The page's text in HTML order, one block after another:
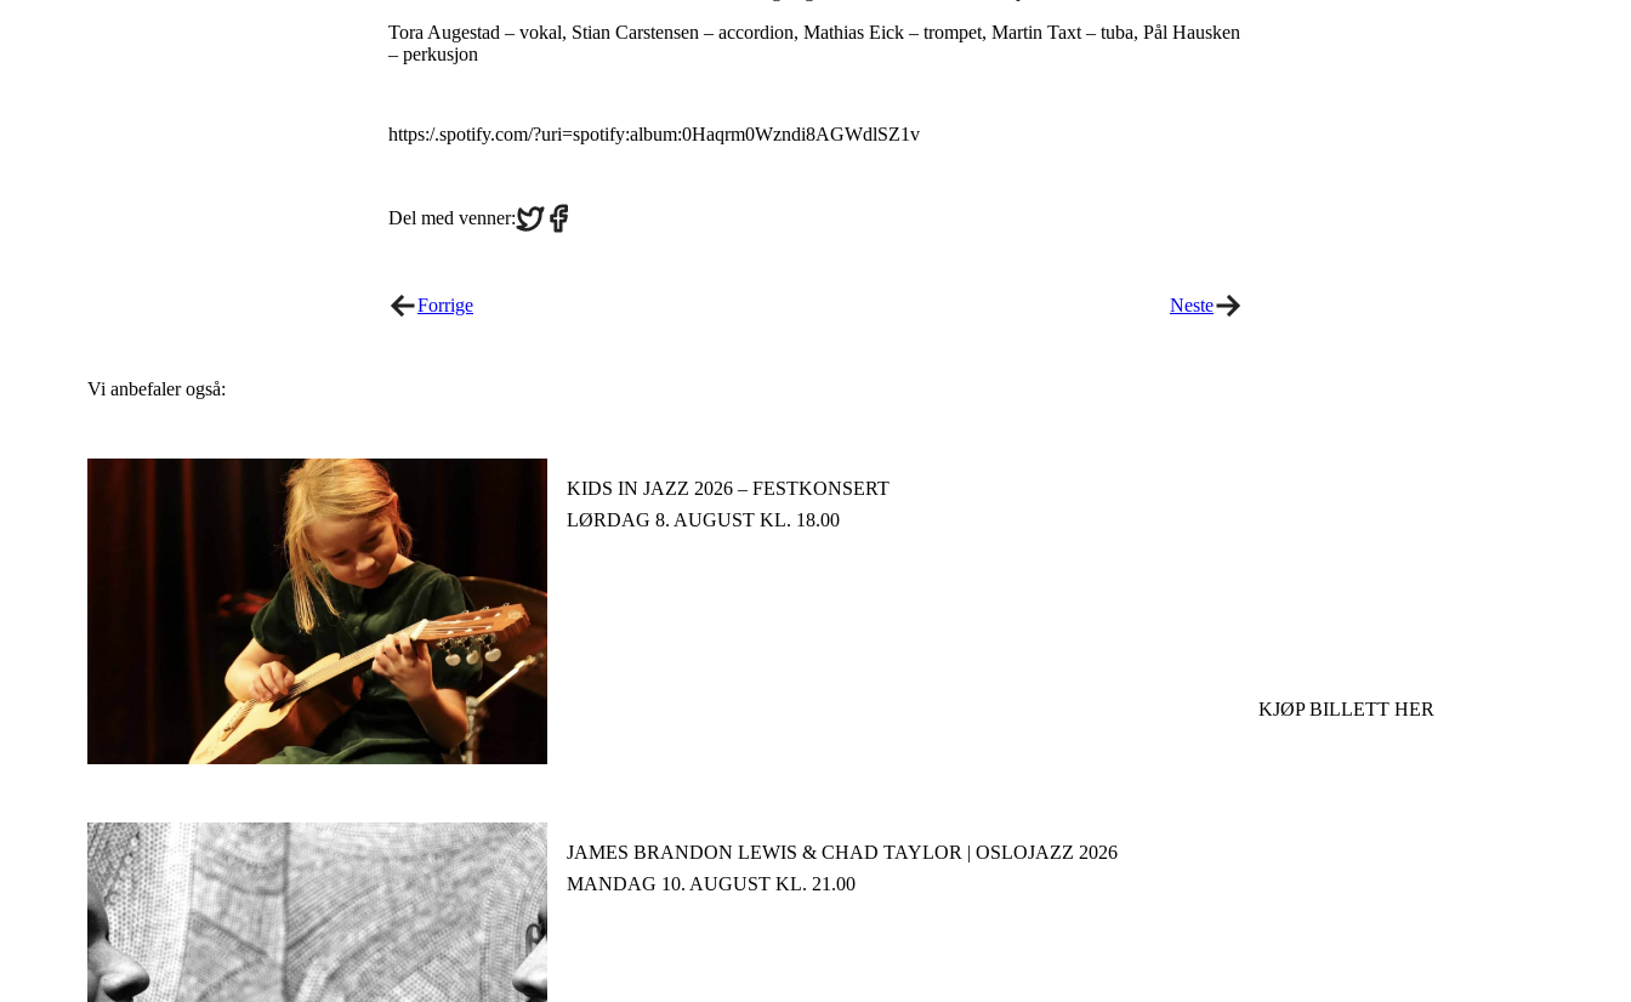
Tora Augestad – vokal, Stian Carstensen – accordion, Mathias Eick – trompet, Martin Taxt – tuba, Pål Hausken
– perkusjon
https:/.spotify.com/?uri=spotify:album:0Haqrm0Wzndi8AGWdlSZ1v
Del med venner:Share
on
Share
on
Forrige Neste
Vi anbefaler også:
KIDS IN JAZZ 2026 – FESTKONSERT
LØRDAG 8. AUGUST KL. 18.00
KJØP BILLETT HER
JAMES BRANDON LEWIS & CHAD TAYLOR | OSLOJAZZ 2026
MANDAG 10. AUGUST KL. 21.00